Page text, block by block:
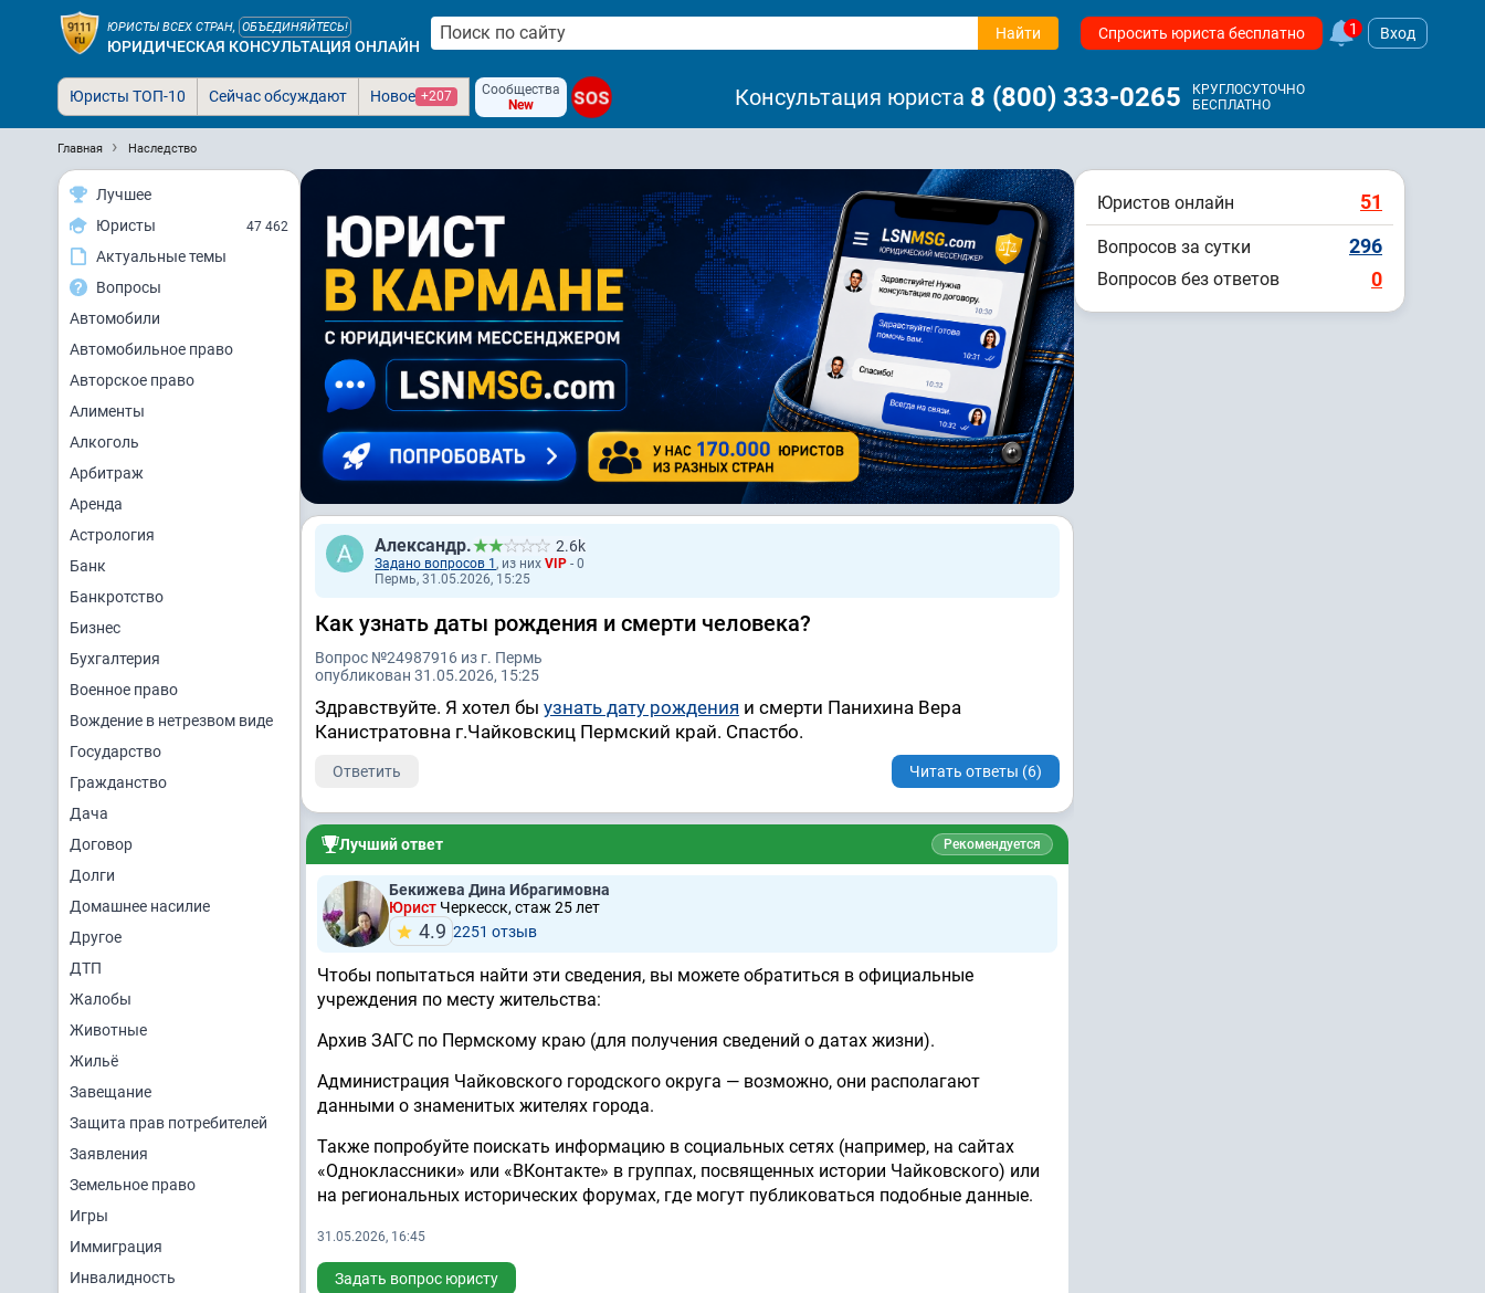
ЮРИСТЫ ВСЕХ СТРАН, ОБЪЕДИНЯЙТЕСЬ!
ЮРИДИЧЕСКАЯ КОНСУЛЬТАЦИЯ ОНЛАЙН
Найти Спросить юриста бесплатно 1 Вход
Юристы ТОП-10 Сейчас обсуждают Новое +207
Сообщества
New
SOS Консультация юриста 8 (800) 333-0265
КРУГЛОСУТОЧНО
БЕСПЛАТНО
Главная Наследство
Лучшее
Юристы
47 462
Актуальные темы
Вопросы
Автомобили
Автомобильное право
Авторское право
Алименты
Алкоголь
Арбитраж
Аренда
Астрология
Банк
Банкротство
Бизнес
Бухгалтерия
Военное право
Вождение в нетрезвом виде
Государство
Гражданство
Дача
Договор
Долги
Домашнее насилие
Другое
ДТП
Жалобы
Животные
Жильё
Завещание
Защита прав потребителей
Заявления
Земельное право
Игры
Иммиграция
Инвалидность
Александр. 2.6k
Задано вопросов 1 , из них VIP - 0
Пермь, 31.05.2026, 15:25
Как узнать даты рождения и смерти человека?
Вопрос №24987916 из г. Пермь
опубликован 31.05.2026, 15:25
Здравствуйте. Я хотел бы узнать дату рождения и смерти Панихина Вера
Канистратовна г.Чайковскиц Пермский край. Спастбо.
Ответить Читать ответы (6)
Лучший ответ Рекомендуется
Бекижева Дина Ибрагимовна
Юрист Черкесск, стаж 25 лет
4.9 2251 отзыв
Чтобы попытаться найти эти сведения, вы можете обратиться в официальные
учреждения по месту жительства:
Архив ЗАГС по Пермскому краю (для получения сведений о датах жизни).
Администрация Чайковского городского округа — возможно, они располагают
данными о знаменитых жителях города.
Также попробуйте поискать информацию в социальных сетях (например, на сайтах
«Одноклассники» или «ВКонтакте» в группах, посвященных истории Чайковского) или
на региональных исторических форумах, где могут публиковаться подобные данные.
31.05.2026, 16:45
Задать вопрос юристу
Юристов онлайн 51
Вопросов за сутки 296
Вопросов без ответов 0